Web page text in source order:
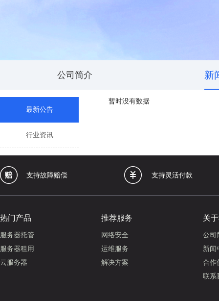
公司简介 新
最新公告
行业资讯
暂时没有数据
支持故障赔偿 支持灵活付款
热门产品
服务器托管
服务器租用
云服务器
推荐服务
网络安全
运维服务
解决方案
关
公司
新闻
合作
联系